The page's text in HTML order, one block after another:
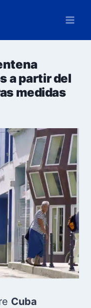
a partir del
medidas
Cuba